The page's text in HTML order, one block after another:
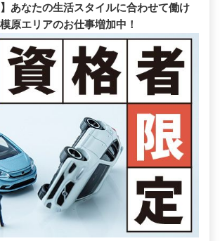
】あなたの生活スタイルに合わせて働け
原エリアのお仕事増加中！